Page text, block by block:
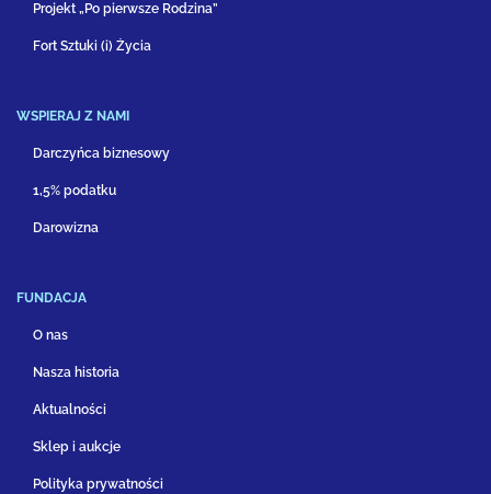
Projekt „Po pierwsze Rodzina”
Fort Sztuki (i) Życia
WSPIERAJ Z NAMI
Darczyńca biznesowy
1,5% podatku
Darowizna
FUNDACJA
O nas
Nasza historia
Aktualności
Sklep i aukcje
Polityka prywatności